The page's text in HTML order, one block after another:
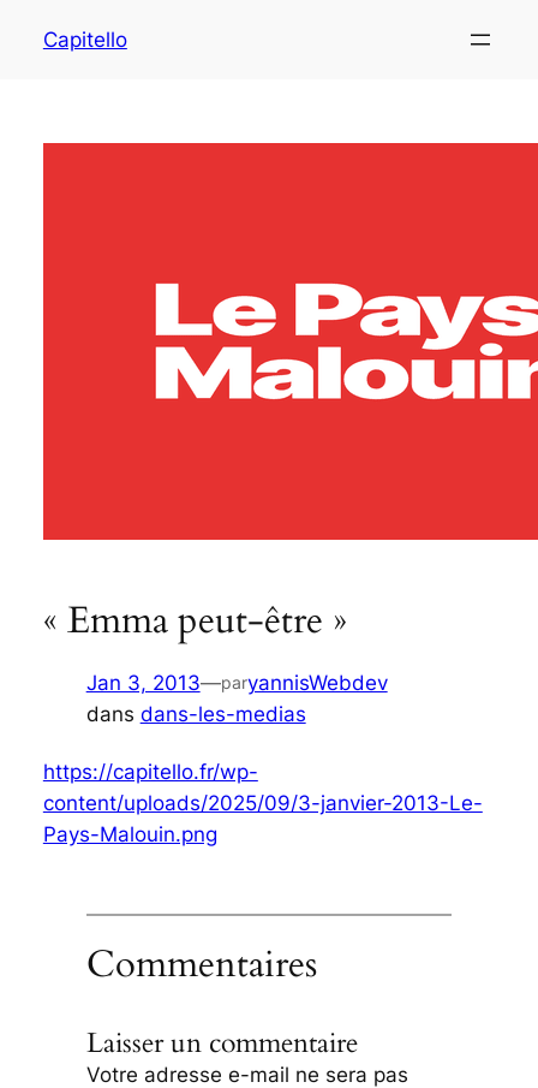
Capitello
« Emma peut-être »
Jan 3, 2013—paryannisWebdev
dans dans-les-medias
https://capitello.fr/wp-
content/uploads/2025/09/3-janvier-2013-Le-
Pays-Malouin.png
Commentaires
Laisser un commentaire
Votre adresse e-mail ne sera pas